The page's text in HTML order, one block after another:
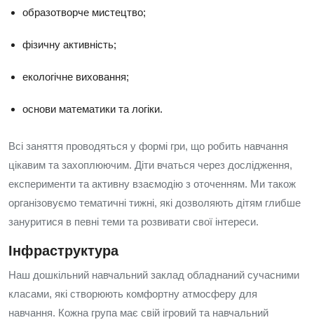
образотворче мистецтво;
фізичну активність;
екологічне виховання;
основи математики та логіки.
Всі заняття проводяться у формі гри, що робить навчання
цікавим та захоплюючим. Діти вчаться через дослідження,
експерименти та активну взаємодію з оточенням. Ми також
організовуємо тематичні тижні, які дозволяють дітям глибше
зануритися в певні теми та розвивати свої інтереси.
Інфраструктура
Наш дошкільний навчальний заклад обладнаний сучасними
класами, які створюють комфортну атмосферу для
навчання. Кожна група має свій ігровий та навчальний